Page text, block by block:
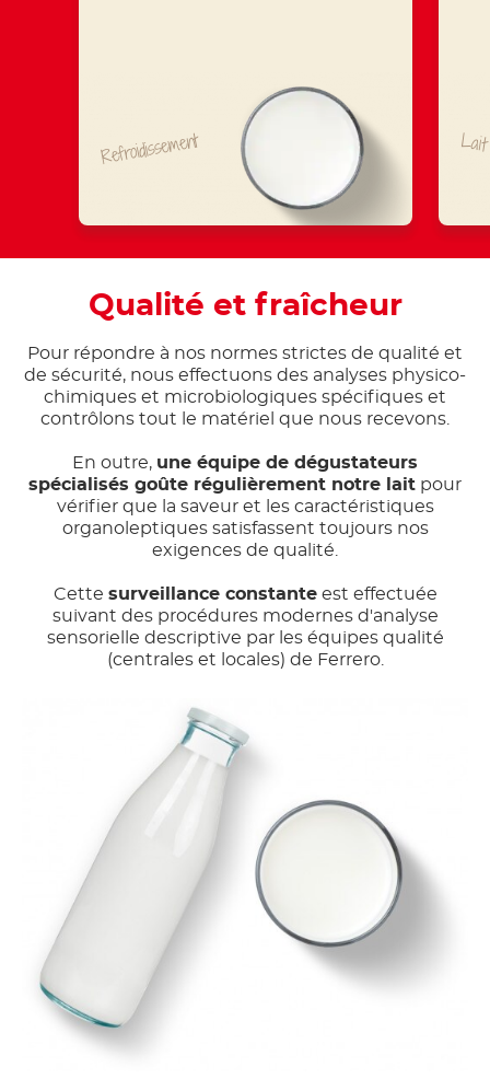
Refroidissement
Qualité et fraîcheur
Pour répondre à nos normes strictes de qualité et
de sécurité, nous effectuons des analyses physico-
chimiques et microbiologiques spécifiques et
contrôlons tout le matériel que nous recevons.
En outre, une équipe de dégustateurs
spécialisés goûte régulièrement notre lait pour
vérifier que la saveur et les caractéristiques
organoleptiques satisfassent toujours nos
exigences de qualité.
Cette surveillance constanteest effectuée
suivant des procédures modernes d'analyse
sensorielle descriptive par les équipes qualité
(centrales et locales) de Ferrero.